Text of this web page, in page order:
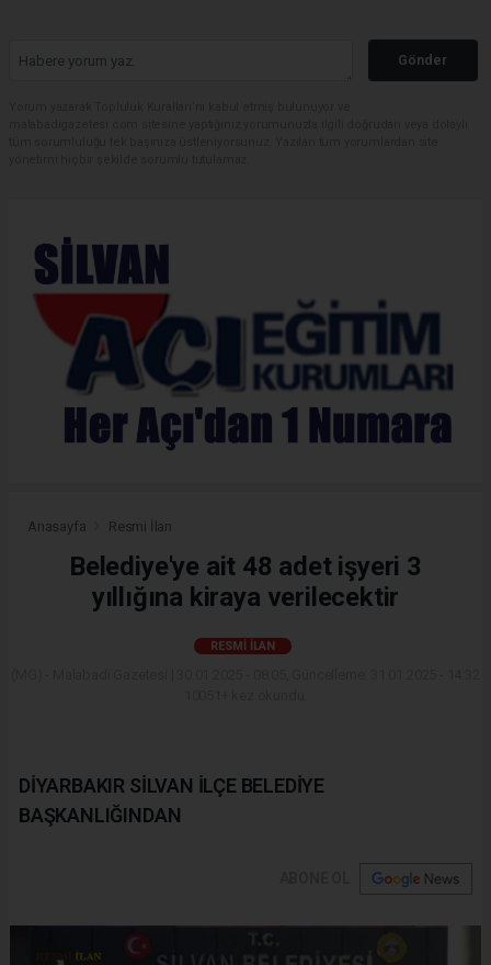
Gönder
Anasayfa Resmi İlan
Belediye'ye ait 48 adet işyeri 3
yıllığına kiraya verilecektir
RESMI İLAN
DİYARBAKIR SİLVAN İLÇE BELEDİYE
BAŞKANLIĞINDAN